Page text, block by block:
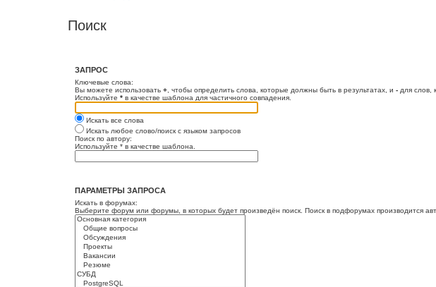
Поиск
ЗАПРОС
Ключевые слова:
Вы можете использовать + , чтобы определить слова, которые должны быть в результатах, и - для слов,
Используйте * в качестве шаблона для частичного совпадения.
Искать все слова
Искать любое слово/поиск с языком запросов
Поиск по автору:
Используйте * в качестве шаблона.
ПАРАМЕТРЫ ЗАПРОСА
Искать в форумах:
Выберите форум или форумы, в которых будет произведён поиск. Поиск в подфорумах производится